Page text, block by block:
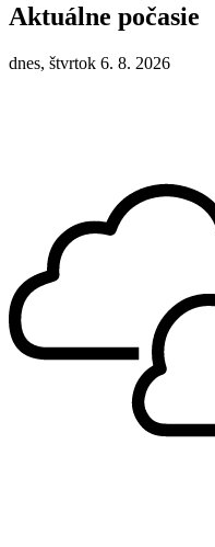
Aktuálne počasie
dnes, štvrtok 6. 8. 2026